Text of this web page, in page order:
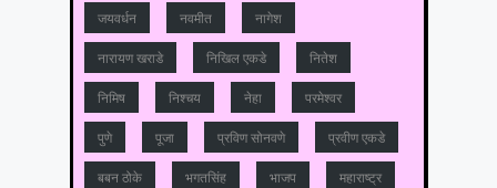
जयवर्धन नवमीत नागेश
नारायण खराडे निखिल एकडे नितेश
निमिष निश्चय नेहा परमेश्वर
पुणे पूजा प्रविण सोनवणे प्रवीण एकडे
बबन ठोके भगतसिंह भाजप महाराष्‍ट्र